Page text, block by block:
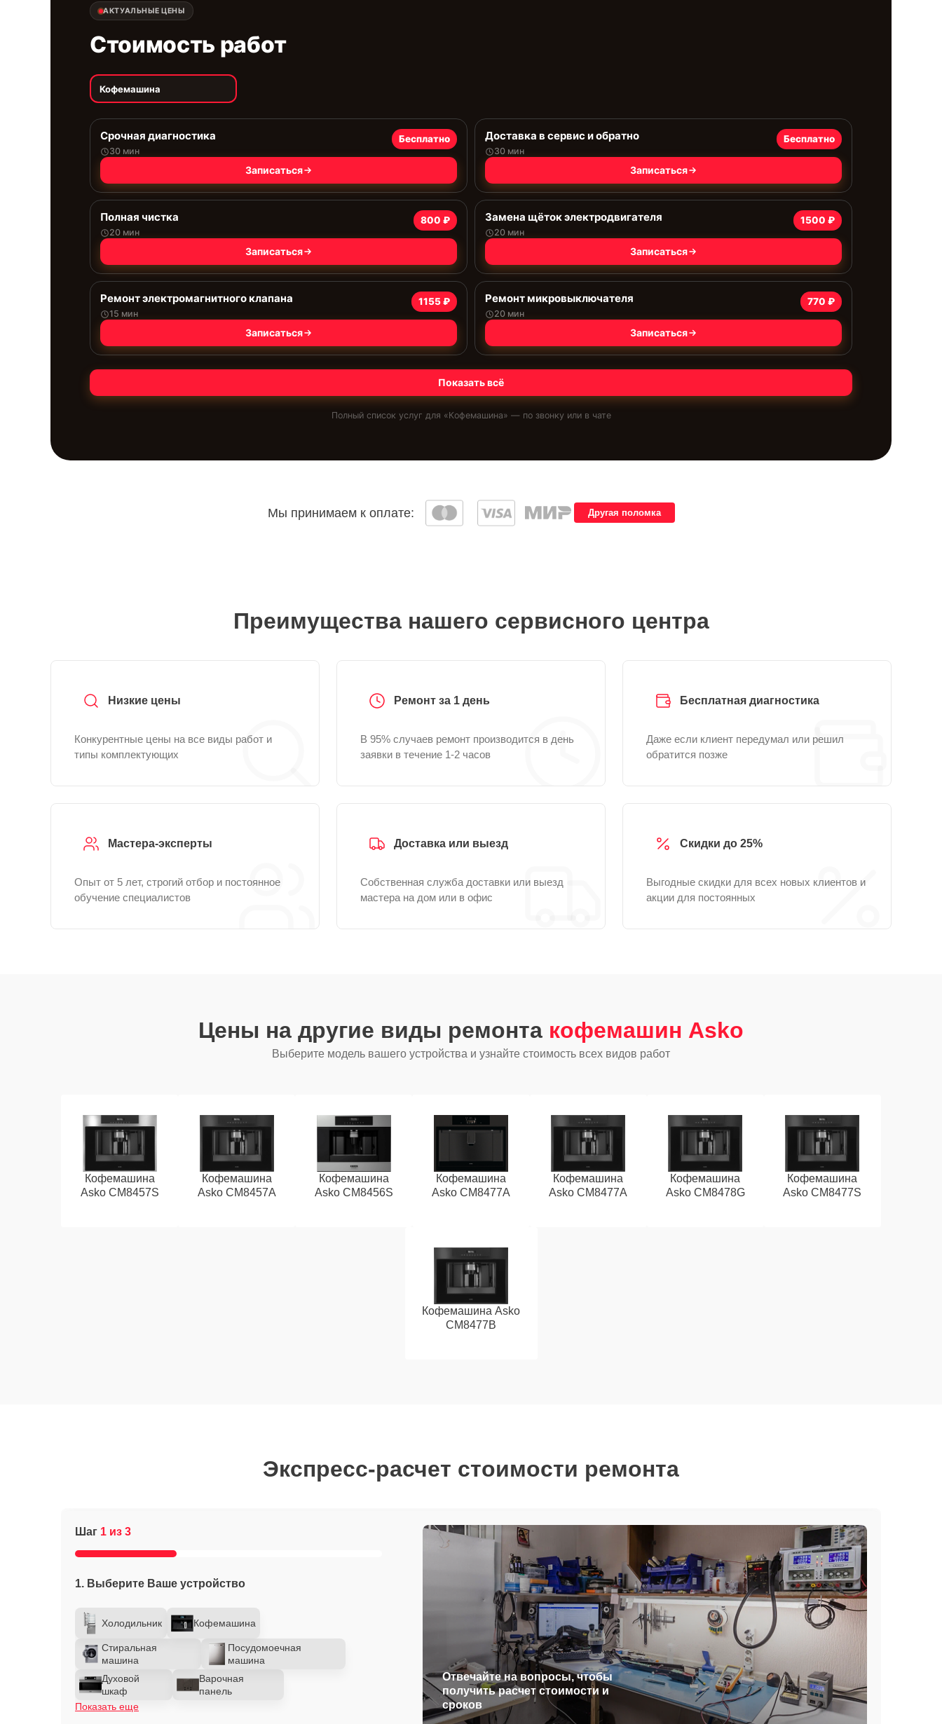
АКТУАЛЬНЫЕ ЦЕНЫ
Стоимость работ
Кофемашина
Срочная диагностика
30 мин
Бесплатно
Записаться
Доставка в сервис и обратно
30 мин
Бесплатно
Записаться
Полная чистка
20 мин
800 ₽
Записаться
Замена щёток электродвигателя
20 мин
1500 ₽
Записаться
Ремонт электромагнитного клапана
15 мин
1155 ₽
Записаться
Ремонт микровыключателя
20 мин
770 ₽
Записаться
Показать всё
Полный список услуг для «Кофемашина» — по звонку или в чате
Мы принимаем к оплате: Другая поломка
Преимущества нашего сервисного центра
Низкие цены
Конкурентные цены на все виды работ и
типы комплектующих
Ремонт за 1 день
В 95% случаев ремонт производится в день
заявки в течение 1-2 часов
Бесплатная диагностика
Даже если клиент передумал или решил
обратится позже
Мастера-эксперты
Опыт от 5 лет, строгий отбор и постоянное
обучение специалистов
Доставка или выезд
Собственная служба доставки или выезд
мастера на дом или в офис
Скидки до 25%
Выгодные скидки для всех новых клиентов и
акции для постоянных
Цены на другие виды ремонта кофемашин Asko
Выберите модель вашего устройства и узнайте стоимость всех видов работ
Кофемашина
Asko CM8457S
Кофемашина
Asko CM8457A
Кофемашина
Asko CM8456S
Кофемашина
Asko CM8477A
Кофемашина
Asko СМ8477А
Кофемашина
Asko CM8478G
Кофемашина
Asko CM8477S
Кофемашина Asko
CM8477B
Экспресс-расчет стоимости ремонта
Шаг 1 из 3
1. Выберите Ваше устройство
Холодильник Кофемашина
Стиральная
машина
Посудомоечная
машина
Духовой
шкаф
Варочная
панель
Показать еще
Отвечайте на вопросы, чтобы
получить расчет стоимости и
сроков